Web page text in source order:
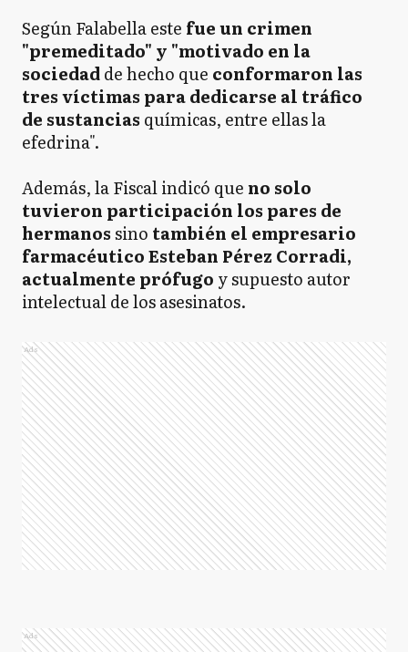
Según Falabella este fue un crimen
"premeditado" y "motivado en la
sociedadde hecho que conformaron las
tres víctimas para dedicarse al tráfico
de sustancias químicas, entre ellas la
efedrina".
Además, la Fiscal indicó que no solo
tuvieron participación los pares de
hermanossino también el empresario
farmacéutico Esteban Pérez Corradi,
actualmente prófugo y supuesto autor
intelectual de los asesinatos.
Ads
Ads